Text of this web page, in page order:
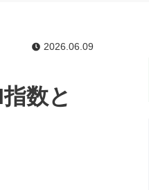
2026.06.09
数と